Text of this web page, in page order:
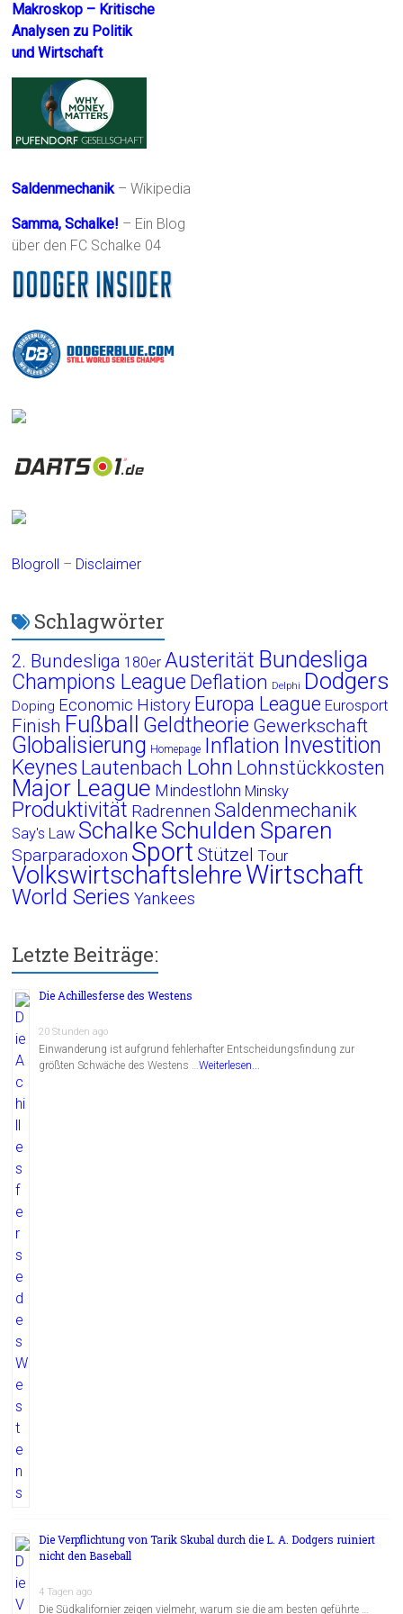
Makroskop – Kritische
Analysen zu Politik
und Wirtschaft
Saldenmechanik– Wikipedia
Samma, Schalke! – Ein Blog
über den FC Schalke 04
Blogroll – Disclaimer
Schlagwörter
2. Bundesliga 180er Austerität Bundesliga
Champions League Deflation Delphi Dodgers
Doping Economic History Europa League Eurosport
Finish Fußball Geldtheorie Gewerkschaft
Globalisierung Homepage Inflation Investition
Keynes Lautenbach Lohn Lohnstückkosten
Major League Mindestlohn Minsky
Produktivität Radrennen Saldenmechanik
Say's Law Schalke Schulden Sparen
Sparparadoxon Sport Stützel Tour
VolkswirtschaftslehreWirtschaft
World Series Yankees
Letzte Beiträge:
Die Achillesferse des Westens
20 Stunden ago
Einwanderung ist aufgrund fehlerhafter Entscheidungsfindung zur
größten Schwäche des Westens …Weiterlesen...
Die Verpflichtung von Tarik Skubal durch die L. A. Dodgers ruiniert
nicht den Baseball
4 Tagen ago
Die Südkalifornier zeigen vielmehr, warum sie die am besten geführte …